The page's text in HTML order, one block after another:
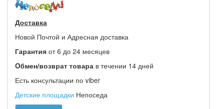
Доставка
Новой Почтой и Адресная доставка
Гарантия от 6 до 24 месяцев
Oбмен/возврат товара в течении 14 дней
Есть консультации по viber
Детские площадки Непоседа